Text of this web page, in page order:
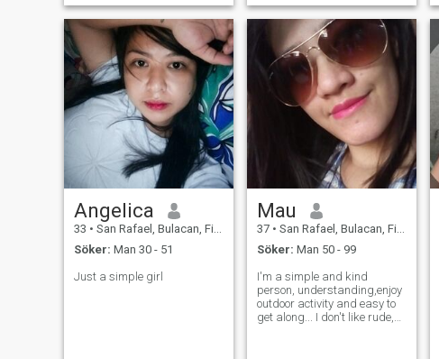
Angelica
33 • San Rafael, Bulacan, Filippinerna
Söker: Man 30 - 51
Just a simple girl
Mau
37 • San Rafael, Bulacan, Filippinerna
Söker: Man 50 - 99
I'm a simple and kind
person, understanding,enjoy
outdoor activity and easy to
get along... I don't like rude,